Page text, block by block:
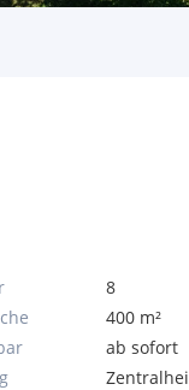
8
400 m²
ab sofort